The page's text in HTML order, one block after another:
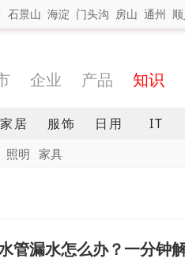
石景山 海淀 门头沟 房山 通州
企业 产品 知识
家居 服饰 日用 IT
照明 家具
管漏水怎么办？一分钟